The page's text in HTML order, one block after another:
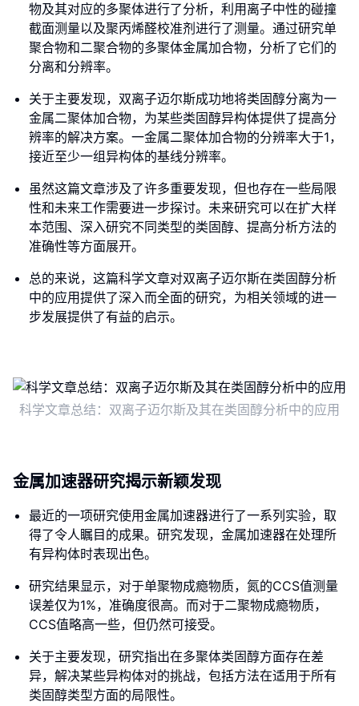
物及其对应的多聚体进行了分析，利用离子中性的碰撞
截面测量以及聚丙烯醛校准剂进行了测量。通过研究单
聚合物和二聚合物的多聚体金属加合物，分析了它们的
分离和分辨率。
关于主要发现，双离子迈尔斯成功地将类固醇分离为一
金属二聚体加合物，为某些类固醇异构体提供了提高分
辨率的解决方案。一金属二聚体加合物的分辨率大于1，
接近至少一组异构体的基线分辨率。
虽然这篇文章涉及了许多重要发现，但也存在一些局限
性和未来工作需要进一步探讨。未来研究可以在扩大样
本范围、深入研究不同类型的类固醇、提高分析方法的
准确性等方面展开。
总的来说，这篇科学文章对双离子迈尔斯在类固醇分析
中的应用提供了深入而全面的研究，为相关领域的进一
步发展提供了有益的启示。
科学文章总结：双离子迈尔斯及其在类固醇分析中的应用
金属加速器研究揭示新颖发现
最近的一项研究使用金属加速器进行了一系列实验，取
得了令人瞩目的成果。研究发现，金属加速器在处理所
有异构体时表现出色。
研究结果显示，对于单聚物成瘾物质，氮的CCS值测量
误差仅为1%，准确度很高。而对于二聚物成瘾物质，
CCS值略高一些，但仍然可接受。
关于主要发现，研究指出在多聚体类固醇方面存在差
异，解决某些异构体对的挑战，包括方法在适用于所有
类固醇类型方面的局限性。